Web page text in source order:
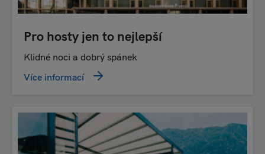
Pro hosty jen to nejlepší
Klidné noci a dobrý spánek
Více informací